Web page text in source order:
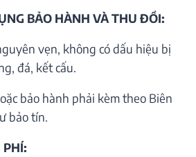
BẢO HÀNH VÀ THU ĐỒI:
vẹn, không có dấu hiệu bị
đá, kết cấu.
bảo hành phải kèm theo Biên
bảo tín.